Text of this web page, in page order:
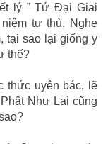
lý ” Tứ Đại Giai
tư thù. Nghe
tại sao lại giống y
thế?
thức uyên bác, lẽ
Như Lai cũng